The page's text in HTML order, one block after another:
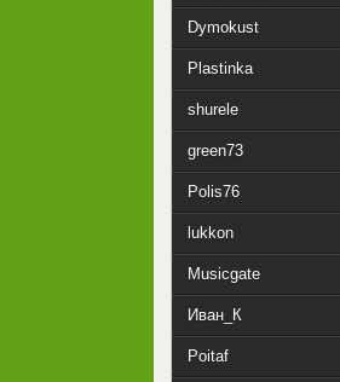
Dymokust
Plastinka
shurele
green73
Polis76
lukkon
Musicgate
Иван_К
Poitaf